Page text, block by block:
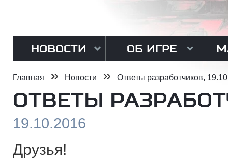
НОВОСТИ ОБ ИГРЕ
Главная » Новости » Ответы разработчиков,
ОТВЕТЫ
19.10.2016
Друзья!